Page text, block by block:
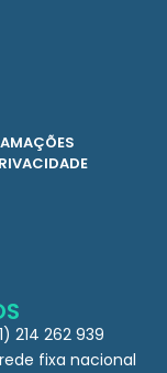
214 262 939
fixa nacional